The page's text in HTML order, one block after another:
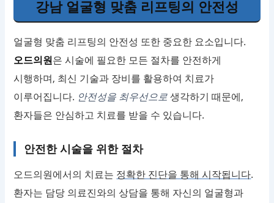
강남 얼굴형 맞춤 리프팅의 안전성
얼굴형 맞춤 리프팅의 안전성 또한 중요한 요소입니다.
오드의원은 시술에 필요한 모든 절차를 안전하게
시행하며, 최신 기술과 장비를 활용하여 치료가
이루어집니다. 안전성을 최우선으로생각하기 때문에,
환자들은 안심하고 치료를 받을 수 있습니다.
안전한 시술을 위한 절차
오드의원에서의 치료는 정확한 진단을 통해 시작됩니다.
환자는 담당 의료진와의 상담을 통해 자신의 얼굴형과